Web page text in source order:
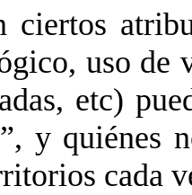
ciertos
uso de
etc)
y quiénes
cada